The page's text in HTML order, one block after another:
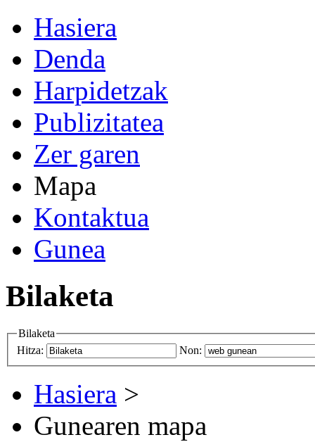
Hasiera
Denda
Harpidetzak
Publizitatea
Zer garen
Mapa
Kontaktua
Gunea
Bilaketa
Bilaketa
Hitza:
Non:
Hasiera >
Gunearen mapa